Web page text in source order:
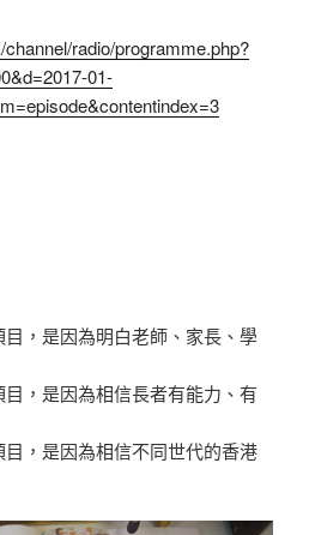
radio/programme.php?
01-
，是因為明白老師、家長、學
，是因為相信長者有能力、有
，是因為相信不同世代的香港